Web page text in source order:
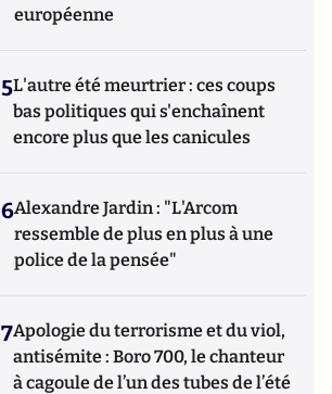
européenne
5L'autre été meurtrier : ces coups
bas politiques qui s'enchaînent
encore plus que les canicules
6Alexandre Jardin : "L'Arcom
ressemble de plus en plus à une
police de la pensée"
7Apologie du terrorisme et du viol,
antisémite : Boro 700, le chanteur
à cagoule de l’un des tubes de l’été